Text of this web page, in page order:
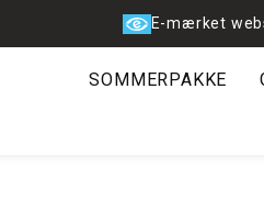
E-mærket
SOMMERPAKKE